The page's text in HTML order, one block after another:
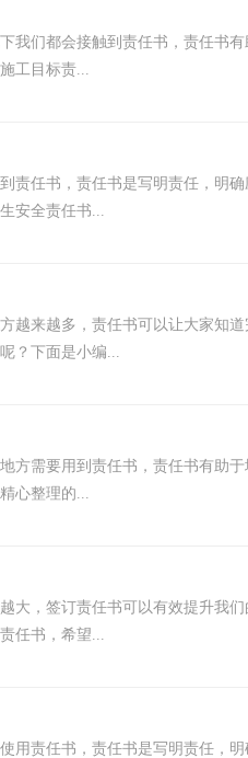
我们都会接触到责任书，责任书有
工目标责...
责任书，责任书是写明责任，明
安全责任书...
越来越多，责任书可以让大家知
？下面是小编...
方需要用到责任书，责任书有助
心整理的...
大，签订责任书可以有效提升我
任书，希望...
用责任书，责任书是写明责任，